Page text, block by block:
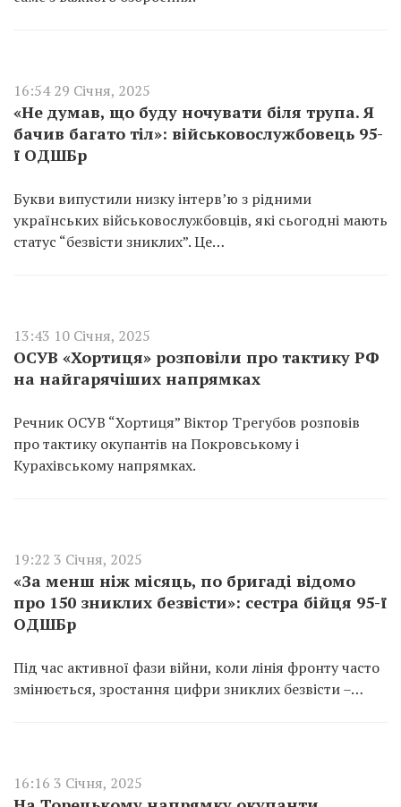
16:54 29 Січня, 2025
«Не думав, що буду ночувати біля трупа. Я
бачив багато тіл»: військовослужбовець 95-
ї ОДШБр
Букви випустили низку інтерв’ю з рідними
українських військовослужбовців, які сьогодні мають
статус “безвісти зниклих”. Це…
13:43 10 Січня, 2025
ОСУВ «Хортиця» розповіли про тактику РФ
на найгарячіших напрямках
Речник ОСУВ “Хортиця” Віктор Трегубов розповів
про тактику окупантів на Покровському і
Курахівському напрямках.
19:22 3 Січня, 2025
«За менш ніж місяць, по бригаді відомо
про 150 зниклих безвісти»: сестра бійця 95-ї
ОДШБр
Під час активної фази війни, коли лінія фронту часто
змінюється, зростання цифри зниклих безвісти –…
16:16 3 Січня, 2025